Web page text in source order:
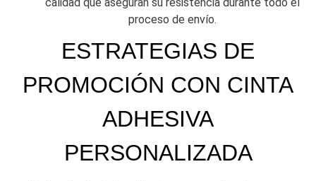
proceso de envío.
ESTRATEGIAS DE
PROMOCIÓN CON CINTA
ADHESIVA
PERSONALIZADA